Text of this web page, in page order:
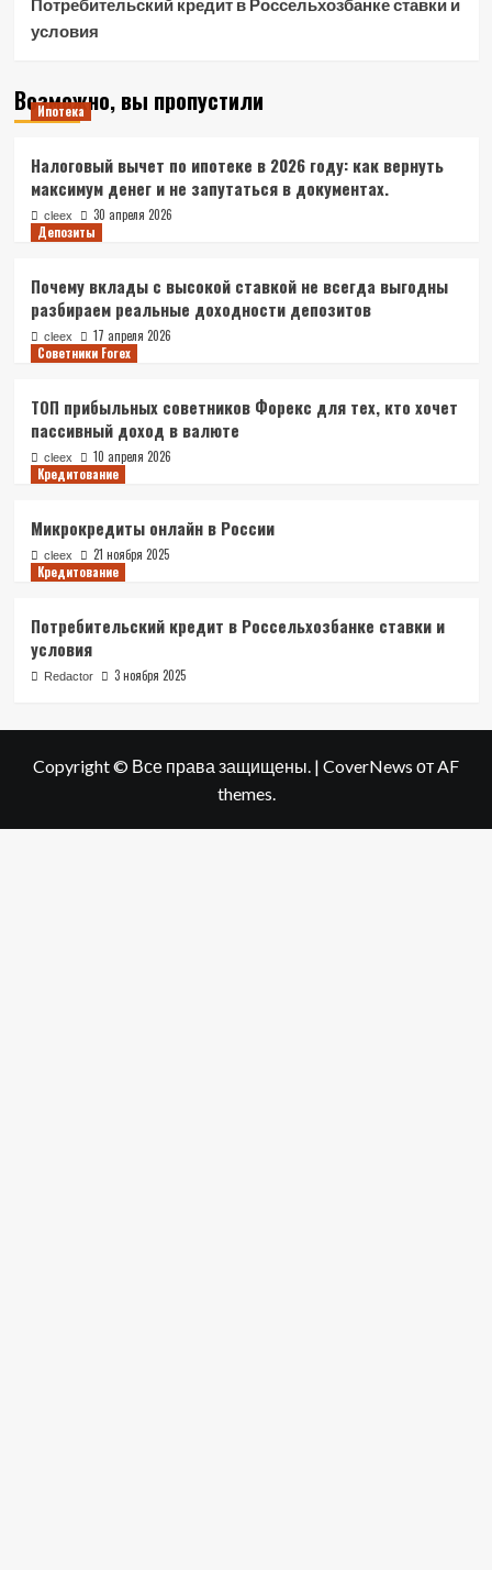
Потребительский кредит в Россельхозбанке ставки и
условия
Возможно, вы пропустили
Ипотека
Налоговый вычет по ипотеке в 2026 году: как вернуть
максимум денег и не запутаться в документах.
cleex
30 апреля 2026
Депозиты
Почему вклады с высокой ставкой не всегда выгодны
разбираем реальные доходности депозитов
cleex
17 апреля 2026
Советники Forex
ТОП прибыльных советников Форекс для тех, кто хочет
пассивный доход в валюте
cleex
10 апреля 2026
Кредитование
Микрокредиты онлайн в России
cleex
21 ноября 2025
Кредитование
Потребительский кредит в Россельхозбанке ставки и
условия
Redactor 3 ноября 2025
Copyright © Все права защищены. | CoverNews от AF
themes.